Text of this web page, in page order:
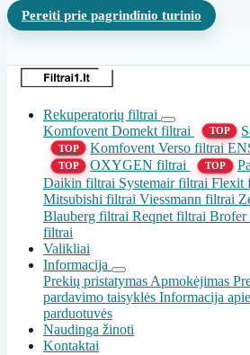
Pereiti prie pagrindinio turinio
Rekuperatorių filtrai
Komfovent Domekt filtrai
TOP
TOP Komfovent Verso filtrai
TOP OXYGEN filtrai TOP
Daikin filtrai Systemair filtraiFlexit
Mitsubishi filtrai Viessmann filtrai
Blauberg filtrai Reqnet filtrai Brofer
filtrai
Valikliai
Informacija
Prekių pristatymas Apmokėjimas
pardavimo taisyklės Informacija
parduotuvės
Naudinga žinoti
Kontaktai